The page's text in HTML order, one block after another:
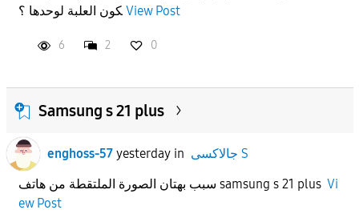
كون العلبة لوحدها ؟ View Post
6 2 0
Samsung s 21 plus
enghoss-57 yesterdayin
جالاكسى S
سبب بهتان الصورة الملتقطة من هاتف samsung s 21 plus Vi
ew Post